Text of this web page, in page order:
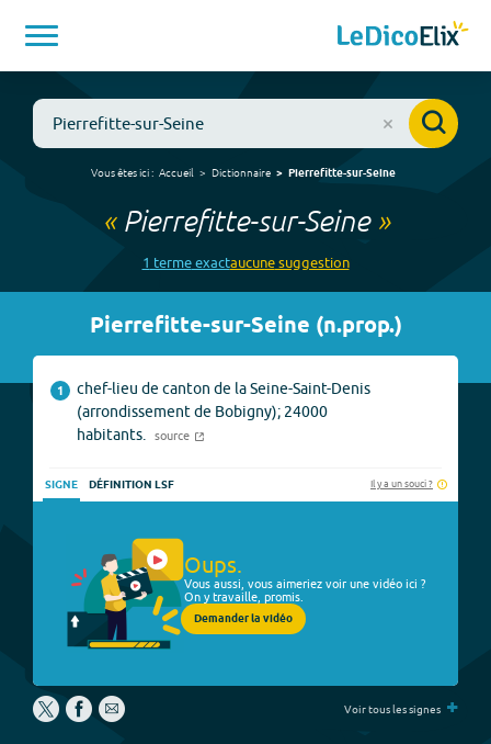
Vous êtes ici : Accueil Dictionnaire Pierrefitte-sur-Seine
« Pierrefitte-sur-Seine»
1 termeexactaucunesuggestion
Pierrefitte-sur-Seine (n.prop.)
1
chef-lieu de canton de la Seine-Saint-Denis
(arrondissement de Bobigny); 24000
habitants.
source
SIGNE DÉFINITION LSF Il y a un souci ?
Oups.
Vous aussi, vous aimeriez voir une vidéo ici ?
On y travaille, promis.
Demander la vidéo
Voir tous les signes +